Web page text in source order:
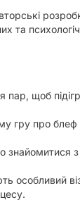
та
щоб
гру про блеф
знайомитися
особливий